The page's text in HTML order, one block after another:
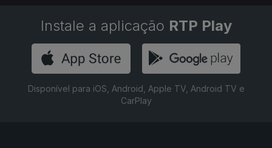
Instale a aplicação RTP Play
Disponível para iOS, Android, Apple TV, Android TV e
CarPlay